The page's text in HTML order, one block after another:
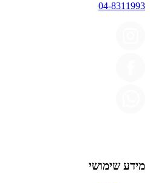
04-8311993
מידע שימושי